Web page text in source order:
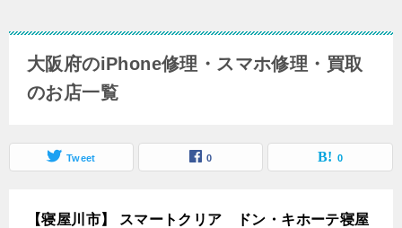
大阪府のiPhone修理・スマホ修理・買取
のお店一覧
Tweet 0 0
【寝屋川市】 スマートクリア ドン・キホーテ寝屋